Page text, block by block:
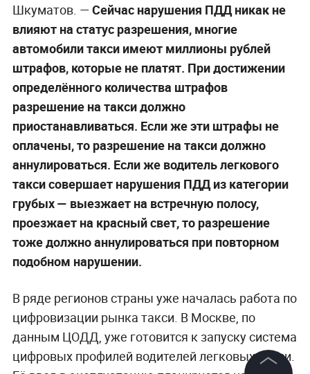
Шкуматов. — Сейчас нарушения ПДД никак не
влияют на статус разрешения, многие
автомобили такси имеют миллионы рублей
штрафов, которые не платят. При достижении
определённого количества штрафов
разрешение на такси должно
приостанавливаться. Если же эти штрафы не
оплачены, то разрешение на такси должно
аннулироваться. Если же водитель легкового
такси совершает нарушения ПДД из категории
грубых — выезжает на встречную полосу,
проезжает на красный свет, то разрешение
тоже должно аннулироваться при повторном
подобном нарушении.
В ряде регионов страны уже началась работа по
цифровизации рынка такси. В Москве, по
данным ЦОДД, уже готовится к запуску система
цифровых профилей водителей легковых такси.